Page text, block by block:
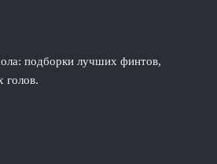
подборки лучших финтов,
голов.